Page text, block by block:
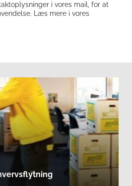
i vores mail, for at
Læs mere i vores